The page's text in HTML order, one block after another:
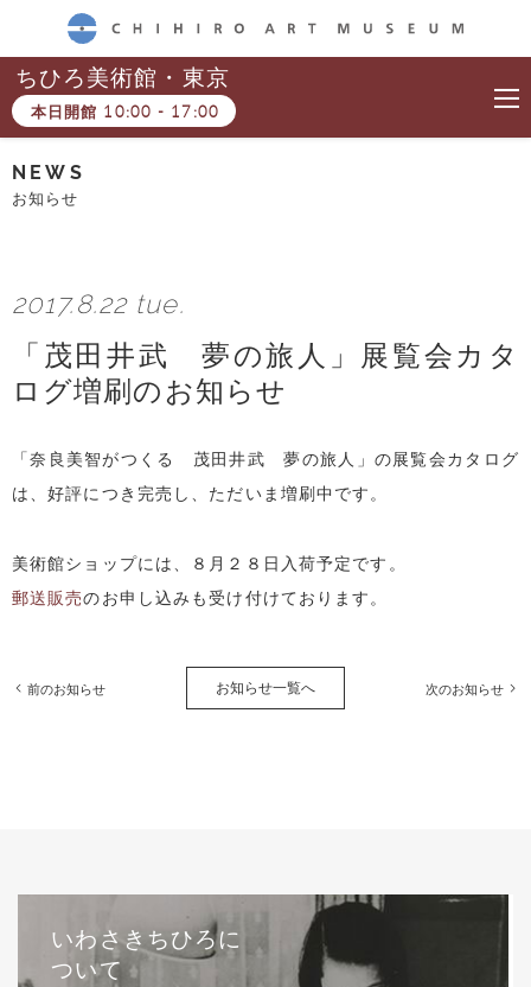
CHIHIRO ART MUSEUM
ちひろ美術館・東京
本日開館 10:00 - 17:00
NEWS
お知らせ
2017.8.22 tue.
「茂田井武 夢の旅人」展覧会カタ
ログ増刷のお知らせ
「奈良美智がつくる 茂田井武 夢の旅人」の展覧会カタログ
は、好評につき完売し、ただいま増刷中です。
美術館ショップには、８月２８日入荷予定です。
郵送販売のお申し込みも受け付けております。
前のお知らせ お知らせ一覧へ 次のお知らせ
いわさきちひろに
ついて